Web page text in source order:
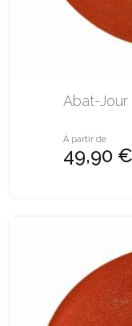
Abat-
À partir de
49,90 €